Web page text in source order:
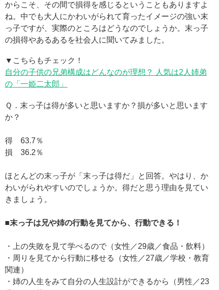
からこそ、その間で損得を感じるということもありますよ
ね。中でも大人にかわいがられて育ったイメージの強い末
っ子ですが、実際のところはどうなのでしょうか。末っ子
の損得やあるあるを社会人に聞いてみました。
▼こちらもチェック！
自分の子供の兄弟構成はどんなのが理想？ 人気は2人姉弟
の「一姫二太郎」
Ｑ．末っ子は得が多いと思いますか？損が多いと思います
か？
得 63.7％
損 36.2％
ほとんどの末っ子が「末っ子は得だ」と回答。やはり、か
わいがられやすいのでしょうか。得だと思う理由を見てい
きましょう。
■末っ子は兄や姉の行動を見てから、行動できる！
・上の失敗を見て学べるので（女性／29歳／食品・飲料）
・周りを見てから行動に移せる（女性／27歳／学校・教育
関連）
・姉の人生をみて自分の人生設計ができるから（男性／23